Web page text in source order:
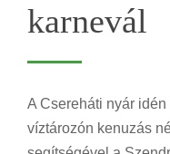
karnevál
A Csereháti nyár
víztározón kenuzás